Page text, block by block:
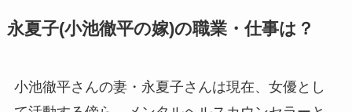
永夏子(小池徹平の嫁)の職業・仕事は？
小池徹平さんの妻・永夏子さんは現在、女優とし